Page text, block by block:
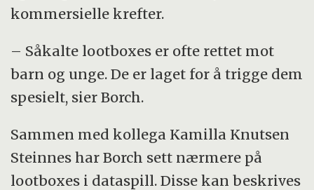
kommersielle krefter.
– Såkalte lootboxes er ofte rettet mot
barn og unge. De er laget for å trigge dem
spesielt, sier Borch.
Sammen med kollega Kamilla Knutsen
Steinnes har Borch sett nærmere på
lootboxes i dataspill. Disse kan beskrives